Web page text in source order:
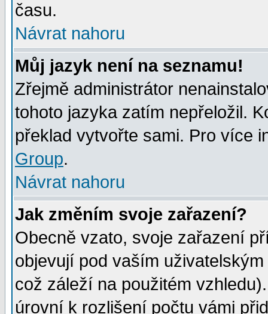
času.
Návrat nahoru
Můj jazyk není na seznamu!
Zřejmě administrátor
tohoto jazyka zatím nepřeložil.
překlad vytvořte sami. Pro více
Group.
Návrat nahoru
Jak změním svoje zařazení?
Obecně vzato, svoje zařazení
objevují pod vaším
což záleží na použitém
úrovní k rozlišení počtu vámi